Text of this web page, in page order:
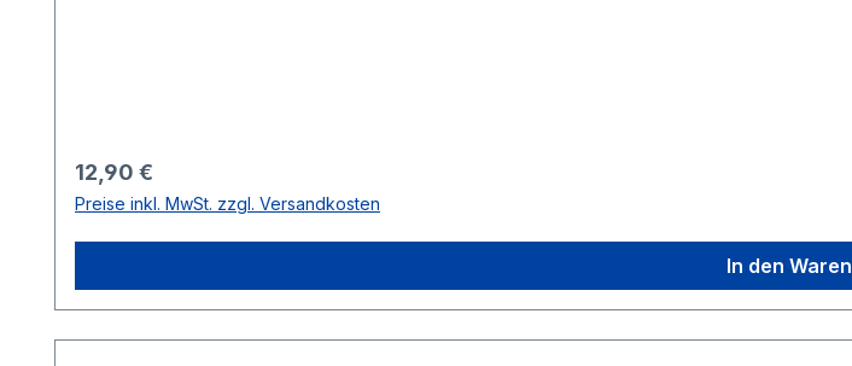
Regulärer Preis:
12,90 €
Preise inkl. MwSt. zzgl. Versandkosten
In den